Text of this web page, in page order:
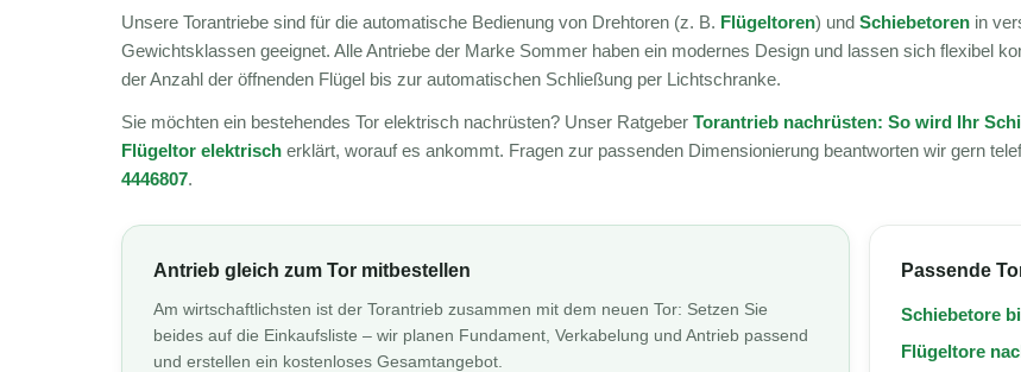
Unsere Torantriebe sind für die automatische Bedienung von Drehtoren (z. B. Flügeltoren) und Schiebetoren in
Gewichtsklassen geeignet. Alle Antriebe der Marke Sommer haben ein modernes Design und lassen sich flexibel
der Anzahl der öffnenden Flügel bis zur automatischen Schließung per Lichtschranke.
Sie möchten ein bestehendes Tor elektrisch nachrüsten? Unser Ratgeber Torantrieb nachrüsten: So wird Ihr
Flügeltor elektrisch erklärt, worauf es ankommt. Fragen zur passenden Dimensionierung beantworten wir gern
4446807.
Antrieb gleich zum Tor mitbestellen
Am wirtschaftlichsten ist der Torantrieb zusammen mit dem neuen Tor: Setzen Sie
beides auf die Einkaufsliste – wir planen Fundament, Verkabelung und Antrieb passend
und erstellen ein kostenloses Gesamtangebot.
Passende
Schiebetore
Flügeltore